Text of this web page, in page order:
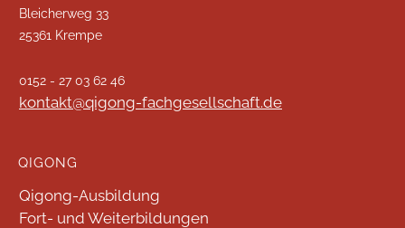
Bleicherweg 33
25361 Krempe
0152 - 27 03 62 46
kontakt@qigong-fachgesellschaft.de
QIGONG
Qigong-Ausbildung
Fort- und Weiterbildungen